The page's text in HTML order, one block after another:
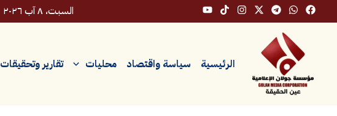
تخطي
إلى
السبت، ٨ آب ٢٠٢٦
الرئيسية سياسة واقتصاد محليات تقارير وتحقيقات